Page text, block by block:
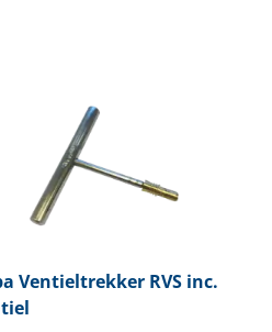
Ventieltrekker RVS inc.